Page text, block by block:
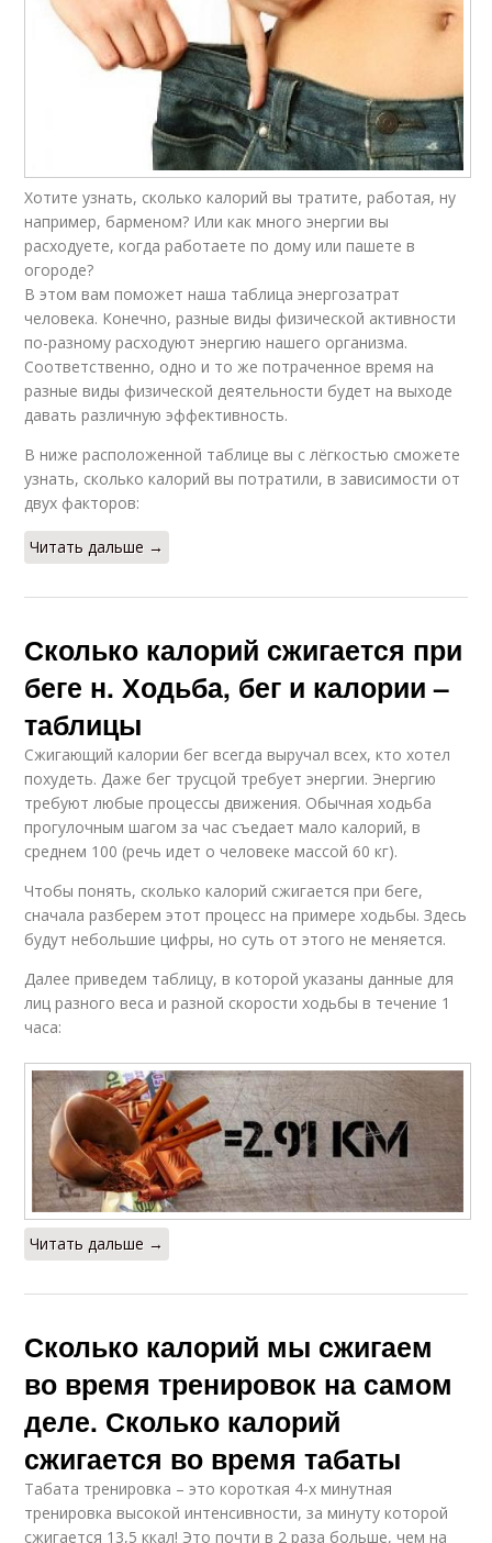
Хотите узнать, сколько калорий вы тратите, работая, ну
например, барменом? Или как много энергии вы
расходуете, когда работаете по дому или пашете в
огороде?
В этом вам поможет наша таблица энергозатрат
человека. Конечно, разные виды физической активности
по-разному расходуют энергию нашего организма.
Соответственно, одно и то же потраченное время на
разные виды физической деятельности будет на выходе
давать различную эффективность.
В ниже расположенной таблице вы с лёгкостью сможете
узнать, сколько калорий вы потратили, в зависимости от
двух факторов:
Читать дальше →
Сколько калорий сжигается при
беге н. Ходьба, бег и калории –
таблицы
Сжигающий калории бег всегда выручал всех, кто хотел
похудеть. Даже бег трусцой требует энергии. Энергию
требуют любые процессы движения. Обычная ходьба
прогулочным шагом за час съедает мало калорий, в
среднем 100 (речь идет о человеке массой 60 кг).
Чтобы понять, сколько калорий сжигается при беге,
сначала разберем этот процесс на примере ходьбы. Здесь
будут небольшие цифры, но суть от этого не меняется.
Далее приведем таблицу, в которой указаны данные для
лиц разного веса и разной скорости ходьбы в течение 1
часа:
Читать дальше →
Сколько калорий мы сжигаем
во время тренировок на самом
деле. Сколько калорий
сжигается во время табаты
Табата тренировка – это короткая 4-х минутная
тренировка высокой интенсивности, за минуту которой
сжигается 13,5 ккал! Это почти в 2 раза больше, чем на